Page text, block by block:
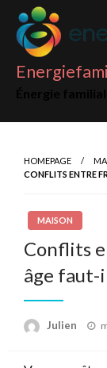
Skip
content
HOMEPAGE
CONFLITS ENTRE
MAISON
Conflits
âge
Julien